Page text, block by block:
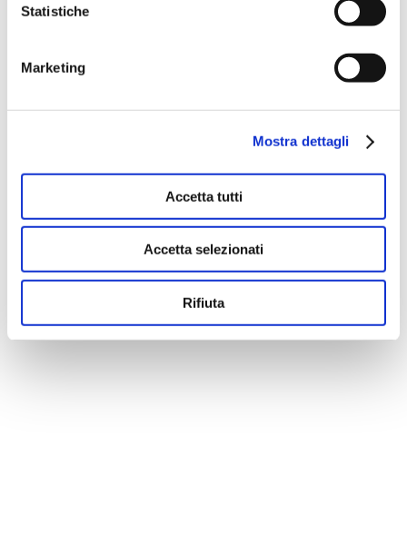
Statistiche
Marketing
Mostra dettagli
Accetta tutti
Accetta selezionati
Rifiuta
This is a search field with an auto-suggest
There are no suggestions because the search